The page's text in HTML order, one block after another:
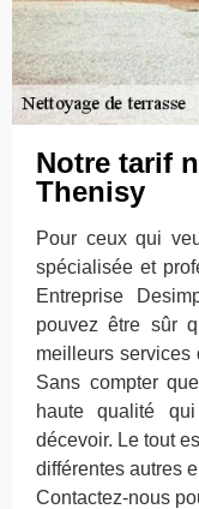
Notre tarif
Thenisy
Pour ceux qui
spécialisée et
Entreprise
pouvez être sûr
meilleurs services
Sans compter
haute qualité
décevoir. Le tout
différentes autres
Contactez-nous